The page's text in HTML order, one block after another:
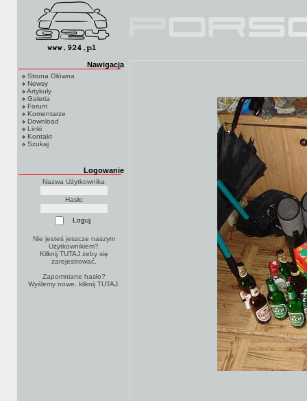
Nawigacja
Strona Główna
Newsy
Artykuły
Galeria
Forum
Komentarze
Download
Linki
Kontakt
Szukaj
Logowanie
Nazwa Użytkownika
Hasło
Nie jesteś jeszcze naszym
Użytkownikiem?
Kilknij TUTAJżeby się
zarejestrować.
Zapomniane hasło?
Wyślemy nowe, kliknij TUTAJ.